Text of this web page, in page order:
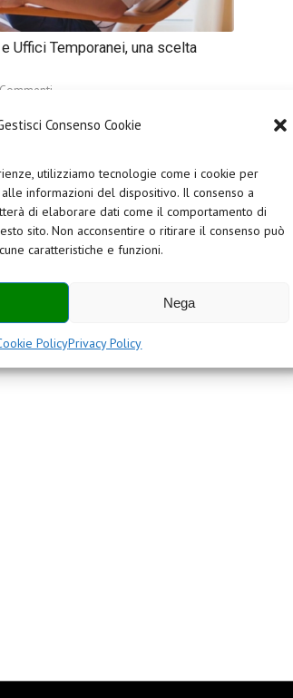
Consenso Cookie
utilizziamo tecnologie come i cookie per
informazioni del dispositivo. Il consenso a
di elaborare dati come il comportamento di
sito. Non acconsentire o ritirare il consenso può
caratteristiche e funzioni.
Nega
PolicyPrivacy Policy
Uffici Temporanei, una scelta
agile, lavoro flessibile, lavoro
per:ufficio temporaneo